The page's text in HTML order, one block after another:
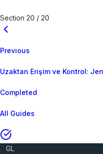
Section 20 / 20
Previous
Uzaktan Erişim ve Kontrol:
Completed
All Guides
GL